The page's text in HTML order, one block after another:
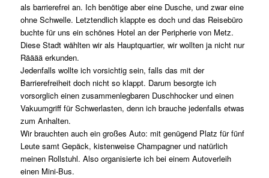
als barrierefrei an. Ich benötige aber eine Dusche, und zwar eine
ohne Schwelle. Letztendlich klappte es doch und das Reisebüro
buchte für uns ein schönes Hotel an der Peripherie von Metz.
Diese Stadt wählten wir als Hauptquartier, wir wollten ja nicht nur
Rääää erkunden.
Jedenfalls wollte ich vorsichtig sein, falls das mit der
Barrierefreiheit doch nicht so klappt. Darum besorgte ich
vorsorglich einen zusammenlegbaren Duschhocker und einen
Vakuumgriff für Schwerlasten, denn ich brauche jedenfalls etwas
zum Anhalten.
Wir brauchten auch ein großes Auto: mit genügend Platz für fünf
Leute samt Gepäck, kistenweise Champagner und natürlich
meinen Rollstuhl. Also organisierte ich bei einem Autoverleih
einen Mini-Bus.